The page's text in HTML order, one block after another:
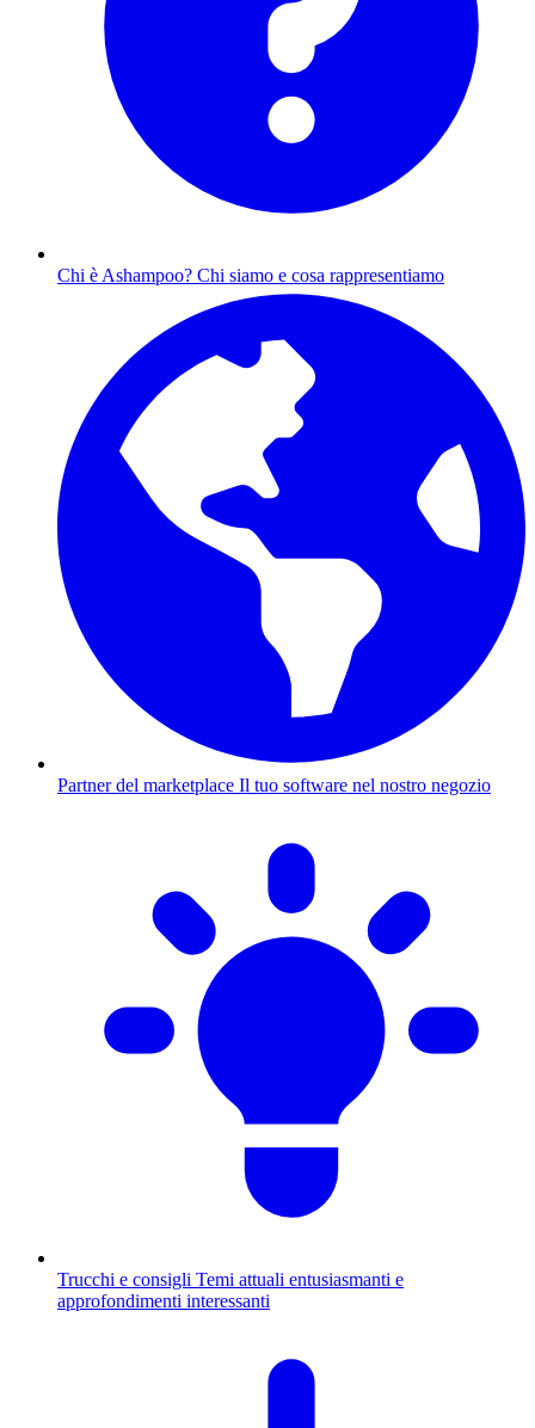
Chi è Ashampoo? Chi siamo e cosa rappresentiamo
Partner del marketplace Il tuo software nel nostro negozio
Trucchi e consigli Temi attuali entusiasmanti e
approfondimenti interessanti